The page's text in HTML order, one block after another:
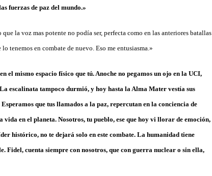
fuerzas de paz del mundo.»
la voz mas potente no podía ser, perfecta como en las anteriores batallas
tenemos en combate de nuevo. Eso me entusiasma.»
el mismo espacio físico que tú. Anoche no pegamos un ojo en la UCI,
escalinata tampoco durmió, y hoy hasta la Alma Mater vestía sus
que tus llamados a la paz, repercutan en la conciencia de
vida en el planeta. Nosotros, tu pueblo, ese que hoy vi llorar de emoción,
histórico, no te dejará solo en este combate. La humanidad tiene
Fidel, cuenta siempre con nosotros, que con guerra nuclear o sin ella,